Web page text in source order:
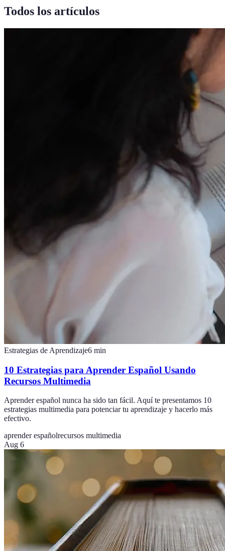
Todos los artículos
Estrategias de Aprendizaje6 min
10 Estrategias para Aprender Español Usando
Recursos Multimedia
Aprender español nunca ha sido tan fácil. Aquí te presentamos 10
estrategias multimedia para potenciar tu aprendizaje y hacerlo más
efectivo.
aprender españolrecursos multimedia
Aug 6